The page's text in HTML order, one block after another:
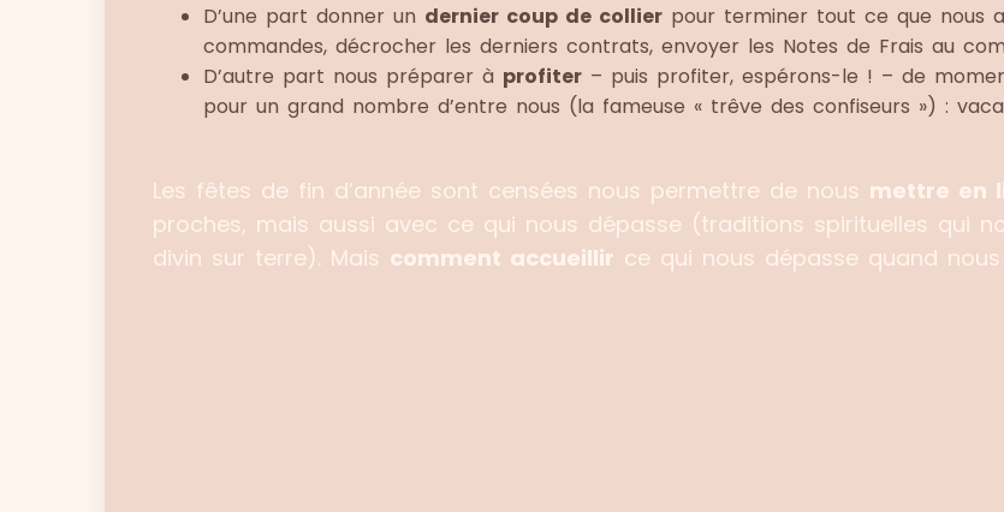
D’une part donner un dernier coup de collier pour terminer tout ce que nous
commandes, décrocher les derniers contrats, envoyer les Notes de Frais au
D’autre part nous préparer à profiter – puis profiter, espérons-le ! – de
pour un grand nombre d’entre nous (la fameuse « trêve des confiseurs ») :
Les fêtes de fin d’année sont censées nous permettre de nous mettre en
proches, mais aussi avec ce qui nous dépasse (traditions spirituelles qui
divin sur terre). Mais comment accueillir ce qui nous dépasse quand nous